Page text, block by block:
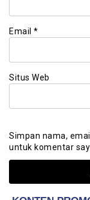
Email *
Situs Web
Simpan nama,
untuk komentar